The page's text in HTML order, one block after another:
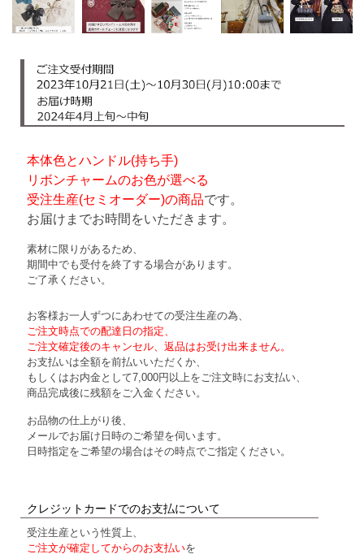
本体色とハンドル(持ち手)
リボンチャームのお色が選べる
受注生産(セミオーダー)の商品です。
お届けまでお時間をいただきます。
素材に限りがあるため、
期間中でも受付を終了する場合があります。
ご了承ください。
お客様お一人ずつにあわせての受注生産の為、
ご注文時点での配達日の指定、
ご注文確定後のキャンセル、返品はお受け出来ません。
お支払いは全額を前払いいただくか、
もしくはお内金として7,000円以上をご注文時にお支払い、
商品完成後に残額をご入金ください。
お品物の仕上がり後、
メールでお届け日時のご希望を伺います。
日時指定をご希望の場合はその時点でご指定ください。
クレジットカードでのお支払について
受注生産という性質上、
ご注文が確定してからのお支払いを